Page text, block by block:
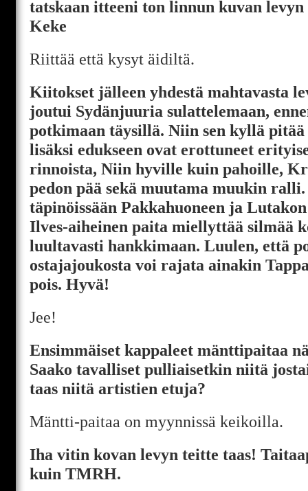
tatskaan itteeni ton linnun kuvan
Keke
Riittää että kysyt äidiltä.
Kiitokset jälleen yhdestä mahtavasta
joutui Sydänjuuria sulattelemaan,
potkimaan täysillä. Niin sen kyllä
lisäksi edukseen ovat erottuneet
rinnoista, Niin hyville kuin pahoille,
pedon pää sekä muutama muukin
täpinöissään Pakkahuoneen ja
Ilves-aiheinen paita miellyttää silmää
luultavasti hankkimaan. Luulen, että
ostajajoukosta voi rajata ainakin
pois. Hyvä!
Jee!
Ensimmäiset kappaleet mänttipaitaa
Saako tavalliset pulliaisetkin niitä
taas niitä artistien etuja?
Mäntti-paitaa on myynnissä keikoilla.
Iha vitin kovan levyn teitte taas!
kuin TMRH.